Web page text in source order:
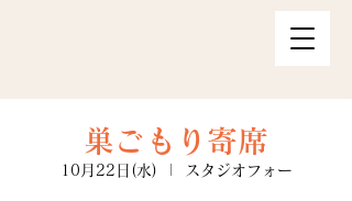
巣ごもり寄席
10月22日(水) スタジオフォー